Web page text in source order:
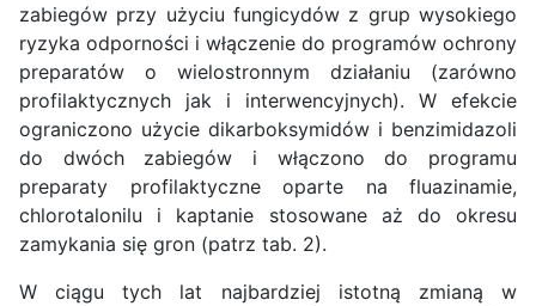
zabiegów przy użyciu fungicydów z grup wysokiego
ryzyka odporności i włączenie do programów ochrony
preparatów o wielostronnym działaniu (zarówno
profilaktycznych jak i interwencyjnych). W efekcie
ograniczono użycie dikarboksymidów i benzimidazoli
do dwóch zabiegów i włączono do programu
preparaty profilaktyczne oparte na fluazinamie,
chlorotalonilu i kaptanie stosowane aż do okresu
zamykania się gron (patrz tab. 2).
W ciągu tych lat najbardziej istotną zmianą w